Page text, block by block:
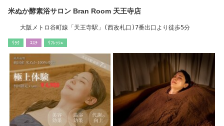
米ぬか酵素浴サロン Bran Room 天王寺店
大阪メトロ谷町線「天王寺駅」(西改札口)7番出口より徒歩5分
ﾘﾗｸ ｴｽﾃ ﾘﾌﾚｯｼｭ